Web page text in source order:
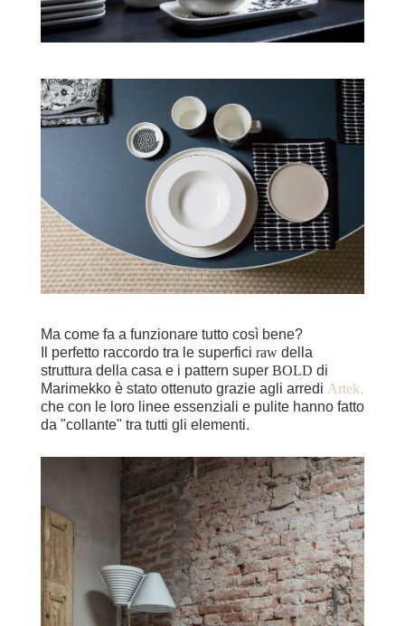
Ma come fa a funzionare tutto così bene?
Il perfetto raccordo tra le superfici raw della
struttura della casa e i pattern super BOLD di
Marimekko è stato ottenuto grazie agli arredi Artek,
che con le loro linee essenziali e pulite hanno fatto
da "collante" tra tutti gli elementi.